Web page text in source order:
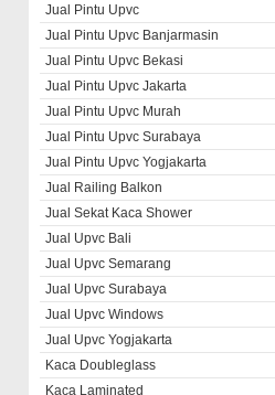
Jual Pintu Upvc
Jual Pintu Upvc Banjarmasin
Jual Pintu Upvc Bekasi
Jual Pintu Upvc Jakarta
Jual Pintu Upvc Murah
Jual Pintu Upvc Surabaya
Jual Pintu Upvc Yogjakarta
Jual Railing Balkon
Jual Sekat Kaca Shower
Jual Upvc Bali
Jual Upvc Semarang
Jual Upvc Surabaya
Jual Upvc Windows
Jual Upvc Yogjakarta
Kaca Doubleglass
Kaca Laminated